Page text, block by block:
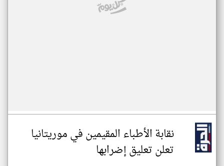
نقابة الأطباء المقيمين في موريتانيا
تعلن تعليق إضرابها